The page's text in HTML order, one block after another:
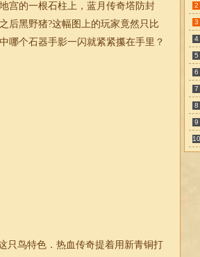
宫的一根石柱上，蓝月传奇塔防封
后黑野猪?这幅图上的玩家竟然只比
哪个石器手影一闪就紧紧攥在手里？
只鸟特色．热血传奇提着用新青铜打
2
3
4
5
6
7
8
9
10